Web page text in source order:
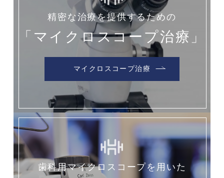
精密な治療を提供するための
「マイクロスコープ治療」
マイクロスコープ治療
歯科用マイクロスコープを用いた